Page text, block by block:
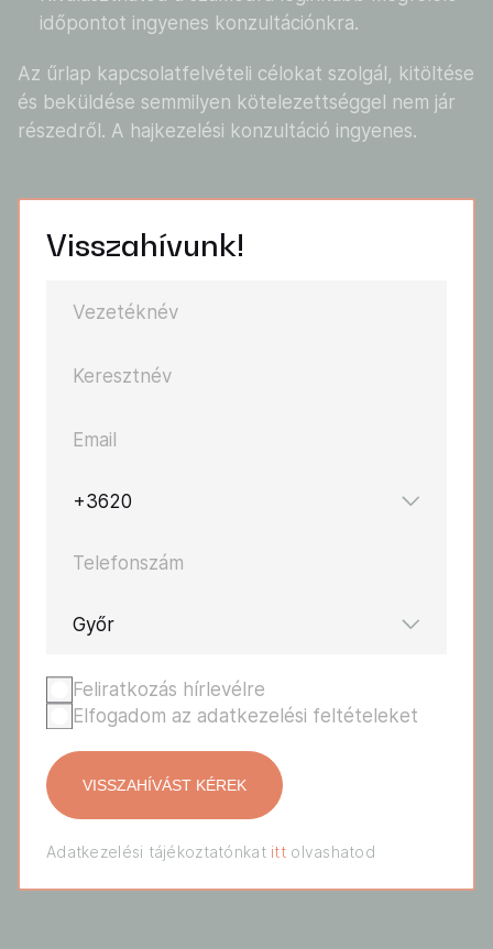
időpontot ingyenes konzultációnkra.
Az űrlap kapcsolatfelvételi célokat szolgál, kitöltése
és beküldése semmilyen kötelezettséggel nem jár
részedről. A hajkezelési konzultáció ingyenes.
Visszahívunk!
Vezetéknév
Keresztnév
Email
+3620
Telefonszám
Győr
Feliratkozás hírlevélre
Elfogadom az adatkezelési feltételeket
Adatkezelési tájékoztatónkat ittolvashatod